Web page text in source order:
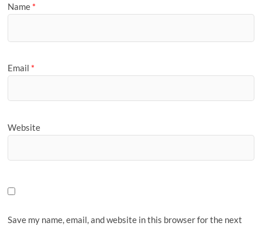
Name *
Email *
Website
Save my name, email, and website in this browser for the next